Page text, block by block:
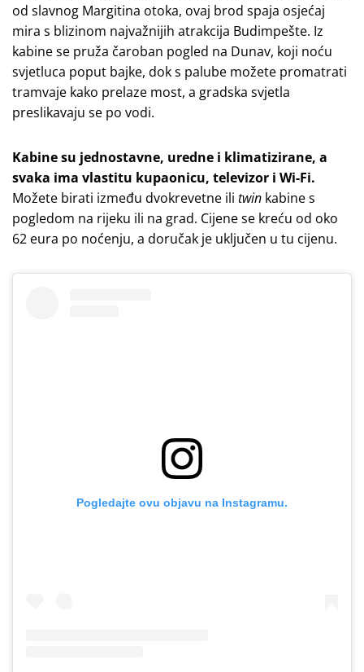
od slavnog Margitina otoka, ovaj brod spaja osjećaj
mira s blizinom najvažnijih atrakcija Budimpešte. Iz
kabine se pruža čaroban pogled na Dunav, koji noću
svjetluca poput bajke, dok s palube možete promatrati
tramvaje kako prelaze most, a gradska svjetla
preslikavaju se po vodi.
Kabine su jednostavne, uredne i klimatizirane, a
svaka ima vlastitu kupaonicu, televizor i Wi-Fi.
Možete birati između dvokrevetne ili twin kabine s
pogledom na rijeku ili na grad. Cijene se kreću od oko
62 eura po noćenju, a doručak je uključen u tu cijenu.
Pogledajte ovu objavu na Instagramu.